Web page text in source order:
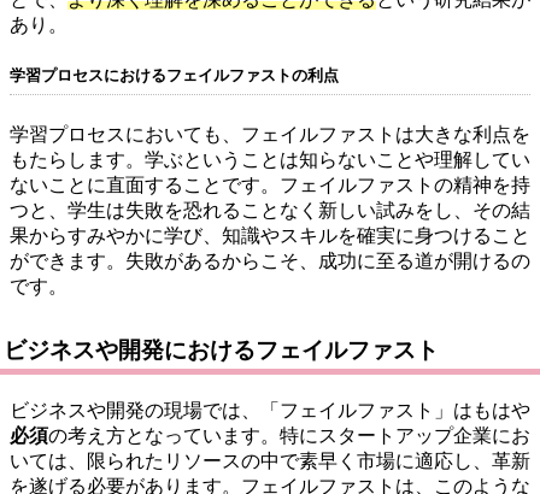
あり。
学習プロセスにおけるフェイルファストの利点
学習プロセスにおいても、フェイルファストは大きな利点を
もたらします。学ぶということは知らないことや理解してい
ないことに直面することです。フェイルファストの精神を持
つと、学生は失敗を恐れることなく新しい試みをし、その結
果からすみやかに学び、知識やスキルを確実に身つけること
ができます。失敗があるからこそ、成功に至る道が開けるの
です。
ビジネスや開発におけるフェイルファスト
ビジネスや開発の現場では、「フェイルファスト」はもはや
必須の考え方となっています。特にスタートアップ企業にお
いては、限られたリソースの中で素早く市場に適応し、革新
を遂げる必要があります。フェイルファストは、このような